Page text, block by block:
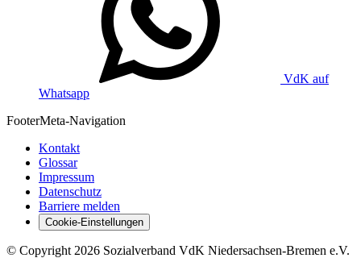
VdK auf
Whatsapp
FooterMeta-Navigation
Kontakt
Glossar
Impressum
Datenschutz
Barriere melden
Cookie-Einstellungen
© Copyright 2026 Sozialverband VdK Niedersachsen-Bremen e.V.